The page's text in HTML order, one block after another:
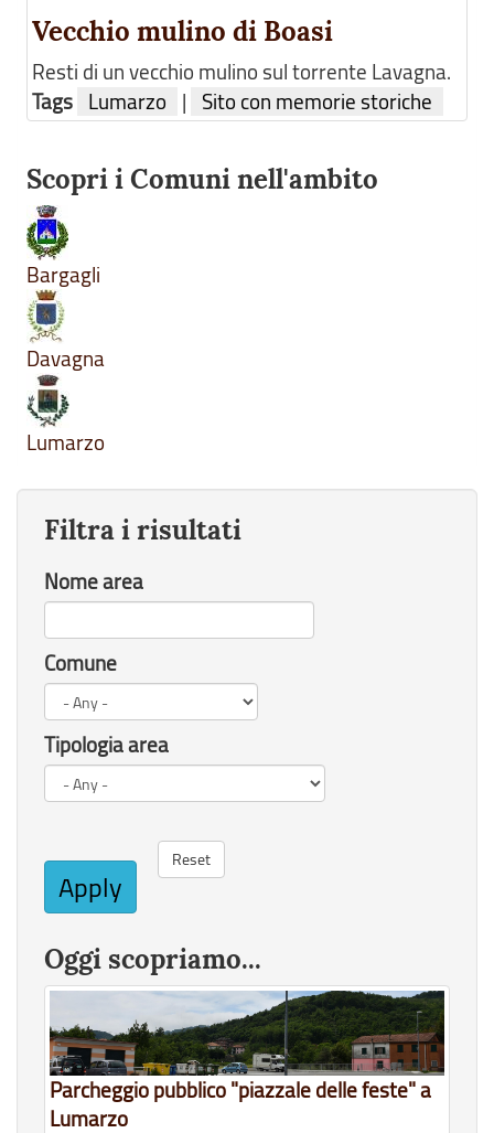
Vecchio mulino di Boasi
Resti di un vecchio mulino sul torrente Lavagna.
Tags Lumarzo | Sito con memorie storiche
Scopri i Comuni nell'ambito
Bargagli
Davagna
Lumarzo
Filtra i risultati
Nome area
Comune
Tipologia area
Apply
Reset
Oggi scopriamo...
Parcheggio pubblico "piazzale delle feste" a
Lumarzo